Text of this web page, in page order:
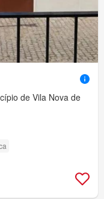
de Vila Nova de